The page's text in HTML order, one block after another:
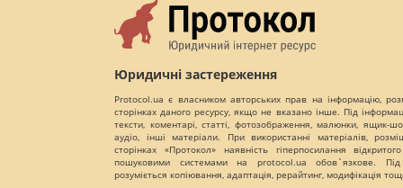
Юридичні застереження
Protocol.ua є власником авторських прав на інформацію,
сторінках даного ресурсу, якщо не вказано інше. Під
тексти, коментарі, статті, фотозображення, малюнки, ящик-
аудіо, інші матеріали. При використанні матеріалів,
сторінках «Протокол» наявність гіперпосилання
пошуковими системами на protocol.ua обов`язкове. Під
розуміється копіювання, адаптація, рерайтинг, модифікація